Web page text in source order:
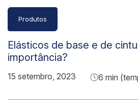
Produtos
Elásticos de base e de
importância?
15 setembro, 2023 6 min